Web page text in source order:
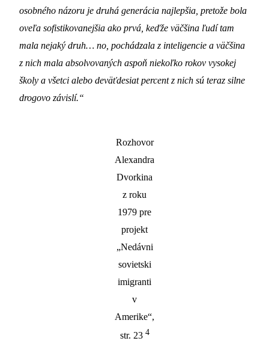
osobného názoru je druhá generácia najlepšia, pretože bola
oveľa sofistikovanejšia ako prvá, keďže väčšina ľudí tam
mala nejaký druh… no, pochádzala z inteligencie a väčšina
z nich mala absolvovaných aspoň niekoľko rokov vysokej
školy a všetci alebo deväťdesiat percent z nich sú teraz silne
drogovo závislí.“
Rozhovor
Alexandra
Dvorkina
z roku
1979 pre
projekt
„Nedávni
sovietski
imigranti
v
Amerike“,
str. 23 4